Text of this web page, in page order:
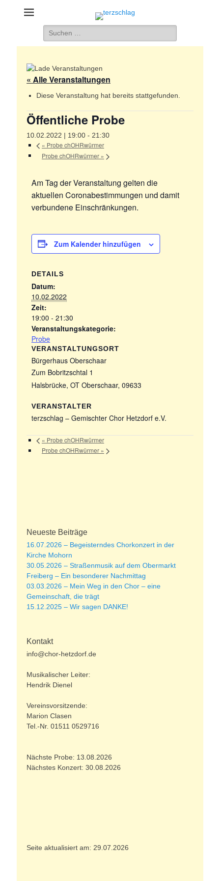
terzschlag
Gemischter Chor Hetzdorf e. V.
Suche
nach:
« Alle Veranstaltungen
Diese Veranstaltung hat bereits stattgefunden.
Öffentliche Probe
10.02.2022 | 19:00 - 21:30
« Probe chOHRwürmer
Probe chOHRwürmer »
Am Tag der Veranstaltung gelten die
aktuellen Coronabestimmungen und damit
verbundene Einschränkungen.
Zum Kalender hinzufügen
DETAILS
Datum:
10.02.2022
Zeit:
19:00 - 21:30
Veranstaltungskategorie:
Probe
VERANSTALTUNGSORT
Bürgerhaus Oberschaar
Zum Bobritzschtal 1
Halsbrücke, OT Oberschaar, 09633
VERANSTALTER
terzschlag – Gemischter Chor Hetzdorf e.V.
« Probe chOHRwürmer
Probe chOHRwürmer »
Neueste Beiträge
16.07.2026 – Begeisterndes Chorkonzert in der
Kirche Mohorn
30.05.2026 – Straßenmusik auf dem Obermarkt
Freiberg – Ein besonderer Nachmittag
03.03.2026 – Mein Weg in den Chor – eine
Gemeinschaft, die trägt
15.12.2025 – Wir sagen DANKE!
Kontakt
info@chor-hetzdorf.de
Musikalischer Leiter:
Hendrik Dienel
Vereinsvorsitzende:
Marion Clasen
Tel.-Nr. 01511 0529716
Nächste Probe: 13.08.2026
Nächstes Konzert: 30.08.2026
Seite aktualisiert am: 29.07.2026